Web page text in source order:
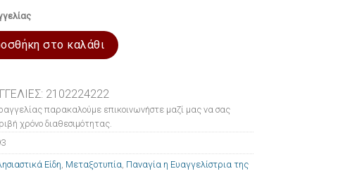
Παναγία η Ευαγγελίστρια της Τήνου 20x26cm ποσότητα
στο καλάθι
2102224222
παρακαλούμε επικοινωνήστε μαζί μας να σας
χρόνο διαθεσιμότητας.
Είδη Μεταξοτυπία Παναγία η Ευαγγελίστρια της